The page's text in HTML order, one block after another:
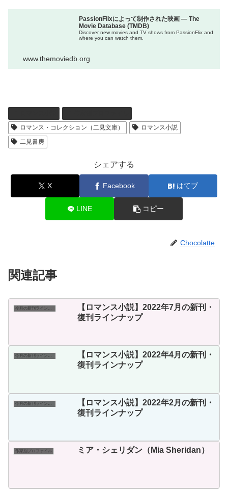
PassionFlixによって制作された映画 — The
Movie Database (TMDB)
Discover new movies and TV shows from PassionFlix and
where you can watch them.
www.themoviedb.org
ロマンス・コレクション（二見文庫）
ロマンス小説
二見書房
シェアする
X Facebook はてブ
LINE コピー
Chocolatte
関連記事
【ロマンス小説】2022年7月の新刊・
復刊ラインナップ
今月の新刊ラインナップ
【ロマンス小説】2022年4月の新刊・
復刊ラインナップ
【ロマンス小説】2022年2月の新刊・
復刊ラインナップ
作家別プロファイル ミア・シェリダン（Mia Sheridan）